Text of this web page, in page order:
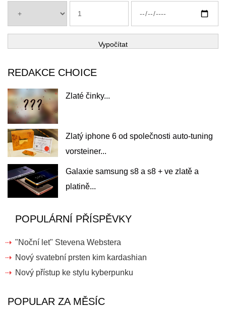
Vypočítat
REDAKCE CHOICE
Zlaté činky...
Zlatý iphone 6 od společnosti auto-tuning
vorsteiner...
Galaxie samsung s8 a s8 + ve zlatě a
platině...
POPULÁRNÍ PŘÍSPĚVKY
"Noční let" Stevena Webstera
Nový svatební prsten kim kardashian
Nový přístup ke stylu kyberpunku
POPULAR ZA MĚSÍC